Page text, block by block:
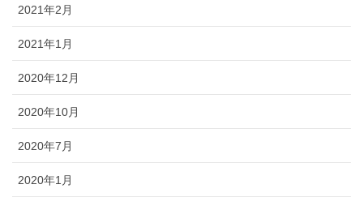
2021年2月
2021年1月
2020年12月
2020年10月
2020年7月
2020年1月